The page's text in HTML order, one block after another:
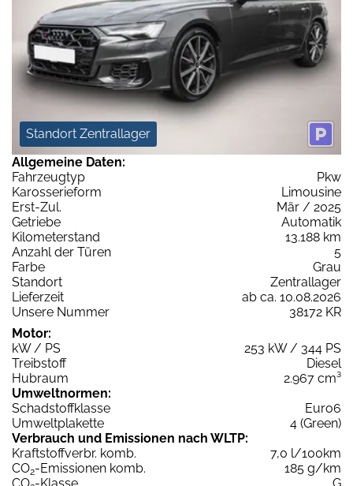
Standort Zentrallager
Allgemeine Daten:
Fahrzeugtyp
Pkw
Karosserieform
Limousine
Erst-Zul.
Mär / 2025
Getriebe
Automatik
Kilometerstand
13.188 km
Anzahl der Türen
5
Farbe
Grau
Standort
Zentrallager
Lieferzeit
ab ca. 10.08.2026
Unsere Nummer
38172 KR
Motor:
kW / PS
253 kW / 344 PS
Treibstoff
Diesel
Hubraum
2.967 cm³
Umweltnormen:
Schadstoffklasse
Euro6
Umweltplakette
4 (Green)
Verbrauch und Emissionen nach WLTP:
Kraftstoffverbr. komb.
7,0 l/100km
CO2-Emissionen komb.
185 g/km